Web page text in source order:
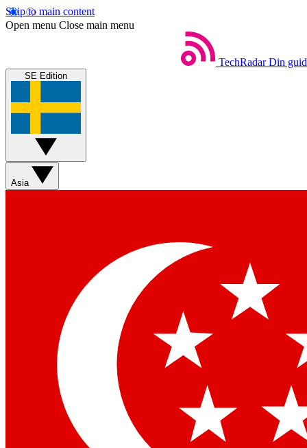
Skip to main content
Open menu Close main menu
TechRadar Din
SE Edition
Asia